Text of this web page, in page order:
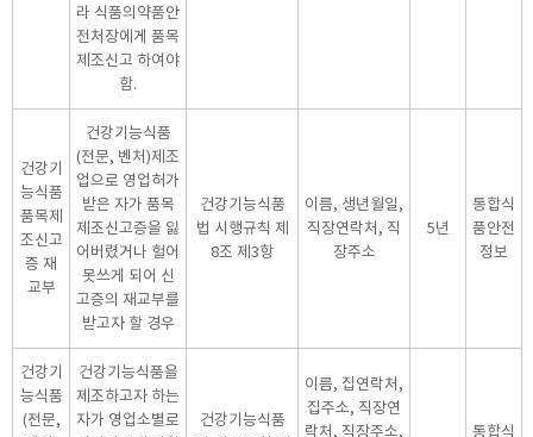
라 식품의약품안
전처장에게 품목
제조신고 하여야
함.
건강기
능식품
품목제
조신고
증 재
교부
건강기능식품
(전문, 벤처)제조
업으로 영업허가
받은 자가 품목
제조신고증을 잃
어버렸거나 헐어
못쓰게 되어 신
고증의 재교부를
받고자 할 경우
건강기능식품
법 시행규칙 제
8조 제3항
이름, 생년월일,
직장연락처, 직
장주소
5년
통합식
품안전
정보
건강기
능식품
(전문,
건강기능식품을
제조하고자 하는
자가 영업소별로
건강기능식품
이름, 집연락처,
집주소, 직장연
락처, 직장주소,
통합식